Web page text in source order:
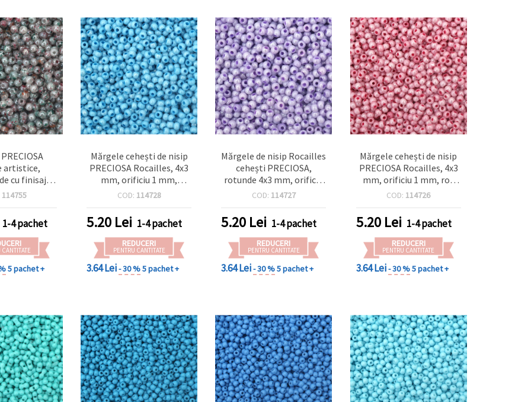
artistice,
cu finisaj
verde-roșu
buc) –
accesorii
și bijuterii
unice
114755
1-4 pachet
CANTITATE
5 pachet +
Mărgele cehești de nisip
PRECIOSA Rocailles, 4x3
mm, orificiu 1 mm,
albastru perlat vopsit, 20
COD: 114728
5.20 Lei 1-4 pachet
REDUCERI
PENTRU CANTITATE
3.64 Lei- 30 %5 pachet +
Mărgele de nisip Rocailles
cehești PRECIOSA,
rotunde 4x3 mm, orificiu
1 mm, sticlă vopsită, mov
sclipire), 20 g, aprox. 340
buc.
COD: 114727
5.20 Lei 1-4 pachet
REDUCERI
PENTRU CANTITATE
3.64 Lei- 30 %5 pachet +
Mărgele cehești de nisip
PRECIOSA Rocailles, 4x3
mm, orificiu 1 mm, roz
perlat vopsit, 20 g (±340
COD: 114726
5.20Lei 1-4 pachet
REDUCERI
PENTRU CANTITATE
3.64 Lei- 30 %5 pachet +